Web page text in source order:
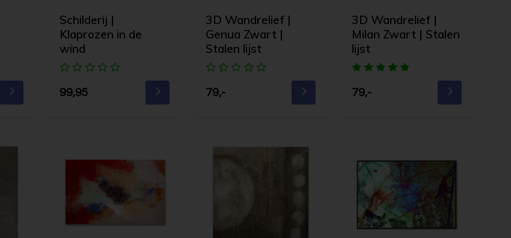
Schilderij |
Klaprozen in de
wind
99,95
3D Wandrelief |
Genua Zwart |
Stalen lijst
79,-
3D Wandrelief |
Milan Zwart | Stalen
lijst
79,-